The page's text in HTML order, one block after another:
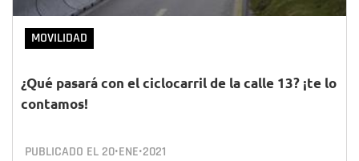
MOVILIDAD
¿Qué pasará con el ciclocarril de la calle 13? ¡te lo
contamos!
PUBLICADO EL 20•ENE•2021